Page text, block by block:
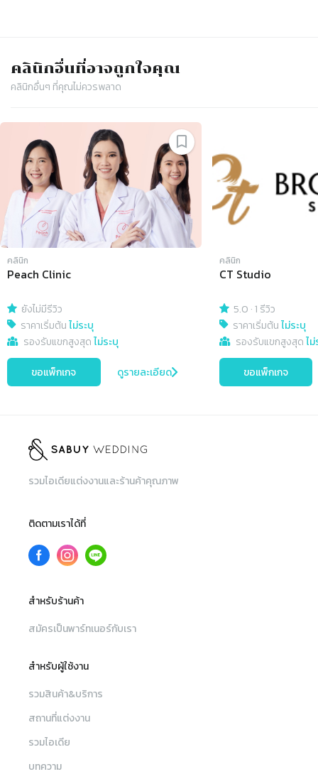
คลินิกอื่นที่อาจถูกใจคุณ
คลินิกอื่นๆ ที่คุณไม่ควรพลาด
Slide 1 of 3
คลินิก
Peach Clinic
ยังไม่มีรีวิว
ราคาเริ่มต้นไม่ระบุ
รองรับแขกสูงสุดไม่ระบุ
ขอแพ็กเกจ ดูรายละเอียด
คลินิก
CT Studio
5.0 ·1 รีวิว
ราคาเริ่มต้นไม่ระบุ
รองรับแขกสูงสุดไ
ขอแพ็กเกจ
รวมไอเดียแต่งงานและร้านค้าคุณภาพ
ติดตามเราได้ที่
สำหรับร้านค้า
สมัครเป็นพาร์ทเนอร์กับเรา
สำหรับผู้ใช้งาน
รวมสินค้า&บริการ
สถานที่แต่งงาน
รวมไอเดีย
บทความ